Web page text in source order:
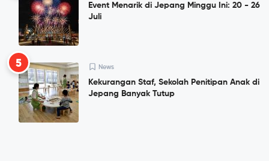
Event Menarik di Jepang Minggu Ini: 20 - 26
Juli
5 News
Kekurangan Staf, Sekolah Penitipan Anak di
Jepang Banyak Tutup